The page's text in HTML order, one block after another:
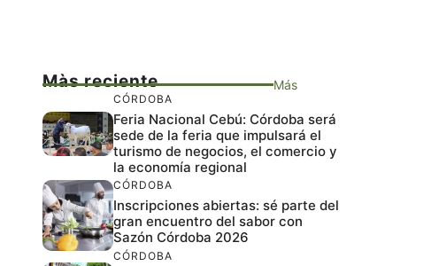
Màs reciente Más
CÓRDOBA
Feria Nacional Cebú: Córdoba será
sede de la feria que impulsará el
turismo de negocios, el comercio y
la economía regional
CÓRDOBA
Inscripciones abiertas: sé parte del
gran encuentro del sabor con
Sazón Córdoba 2026
CÓRDOBA